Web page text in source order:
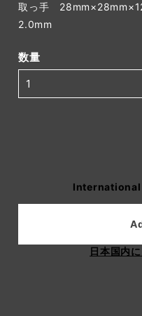
取っ手
2.0mm
数量
日本国内